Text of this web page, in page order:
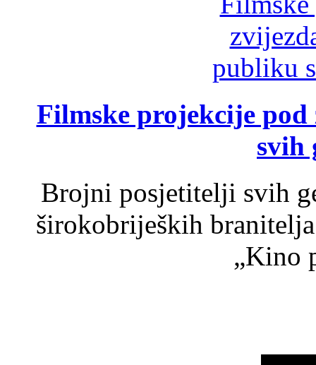
Filmske projekcije
svih
Brojni posjetitelji svih
širokobrijeških
„Kino